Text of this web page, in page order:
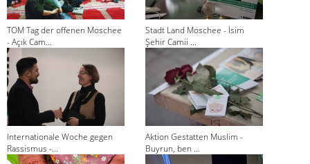
TOM Tag der offenen Moschee
- Açık Cam...
Stadt Land Moschee - İsim
Şehir Camii ...
Internationale Woche gegen
Rassismus -...
Aktion Gestatten Muslim -
Buyrun, ben ...